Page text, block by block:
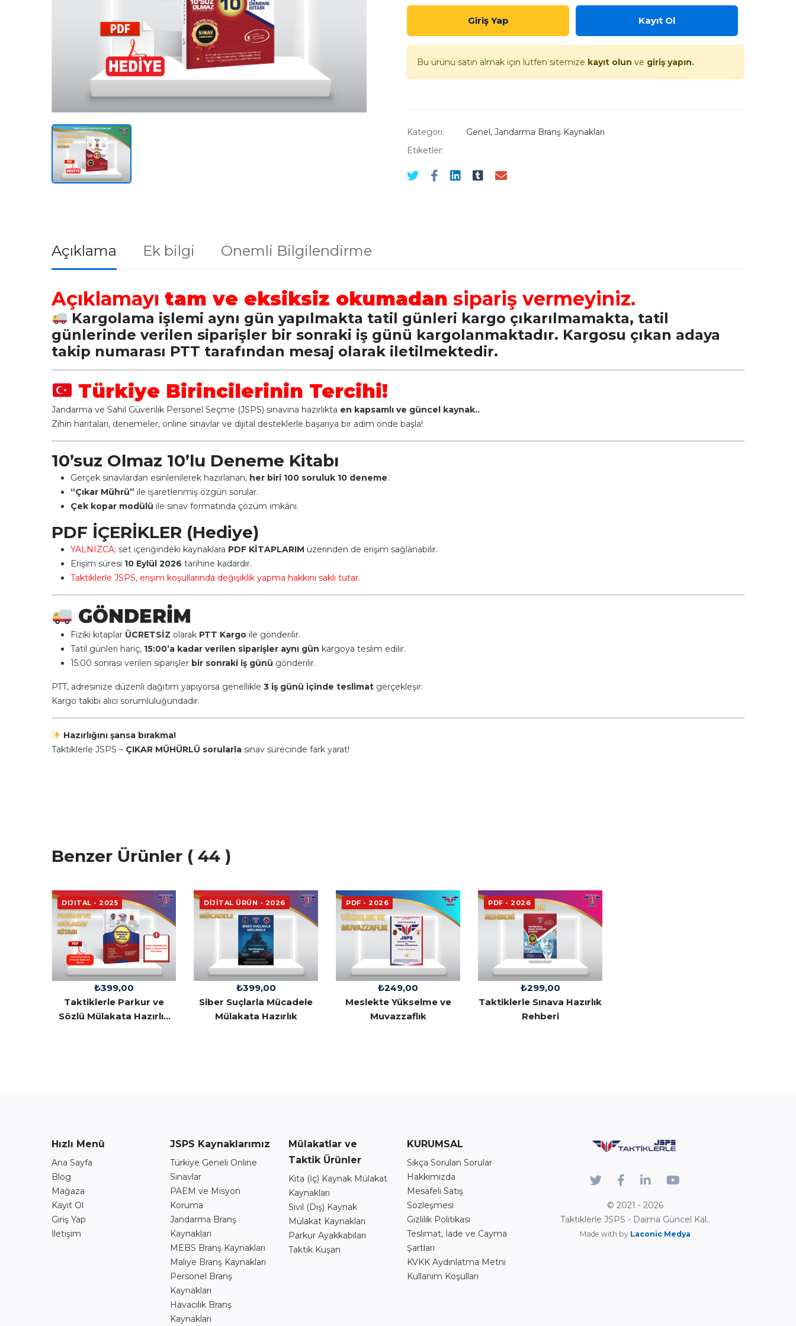
DENEME
ADET
Giriş Yap Kayıt Ol
Bu ürünü satın almak için lütfen sitemize kayıt olun ve giriş yapın.
Kategori: Genel, Jandarma Branş Kaynakları
Etiketler:
Açıklama Ek bilgi Önemli Bilgilendirme
Açıklamayı tam ve eksiksiz okumadan sipariş vermeyiniz.
Kargolama işlemi aynı gün yapılmakta tatil günleri kargo çıkarılmamakta, tatil
günlerinde verilen siparişler bir sonraki iş günü kargolanmaktadır. Kargosu çıkan adaya
takip numarası PTT tarafından mesaj olarak iletilmektedir.
Türkiye Birincilerinin Tercihi!
Jandarma ve Sahil Güvenlik Personel Seçme (JSPS) sınavına hazırlıkta en kapsamlı ve güncel kaynak..
Zihin haritaları, denemeler, online sınavlar ve dijital desteklerle başarıya bir adım önde başla!
10’suz Olmaz 10’lu Deneme Kitabı
Gerçek sınavlardan esinlenilerek hazırlanan, her biri 100 soruluk 10 deneme.
“Çıkar Mührü” ile işaretlenmiş özgün sorular.
Çek kopar modülü ile sınav formatında çözüm imkânı.
PDF İÇERİKLER (Hediye)
YALNIZCA; set içeriğindeki kaynaklara PDF KİTAPLARIM üzerinden de erişim sağlanabilir.
Erişim süresi 10 Eylül 2026 tarihine kadardır.
Taktiklerle JSPS, erişim koşullarında değişiklik yapma hakkını saklı tutar.
GÖNDERİM
Fiziki kitaplar ÜCRETSİZ olarak PTT Kargo ile gönderilir.
Tatil günleri hariç, 15:00’a kadar verilen siparişler aynı gün kargoya teslim edilir.
15:00 sonrası verilen siparişler bir sonraki iş günü gönderilir.
PTT, adresinize düzenli dağıtım yapıyorsa genellikle 3 iş günü içinde teslimat gerçekleşir.
Kargo takibi alıcı sorumluluğundadır.
Hazırlığını şansa bırakma!
Taktiklerle JSPS – ÇIKAR MÜHÜRLÜ sorularla sınav sürecinde fark yarat!
Benzer Ürünler ( 44 )
DIJITAL - 2025
₺399,00
Taktiklerle Parkur ve
Sözlü Mülakata Hazırlık
DİJİTAL ÜRÜN - 2026
₺399,00
Siber Suçlarla Mücadele
Mülakata Hazırlık
PDF - 2026
₺249,00
Meslekte Yükselme ve
Muvazzaflık
PDF - 2026
₺299,00
Taktiklerle Sınava Hazırlık
Rehberi
Hızlı Menü
Ana Sayfa
Blog
Mağaza
Kayıt Ol
Giriş Yap
İletişim
JSPS Kaynaklarımız
Türkiye Geneli Onlıne
Sınavlar
PAEM ve Misyon
Koruma
Jandarma Branş
Kaynakları
MEBS Branş Kaynakları
Maliye Branş Kaynakları
Personel Branş
Kaynakları
Havacılık Branş
Kaynakları
Mülakatlar ve
Taktik Ürünler
Kıta (İç) Kaynak Mülakat
Kaynakları
Sivil (Dış) Kaynak
Mülakat Kaynakları
Parkur Ayakkabıları
Taktik Kuşan
KURUMSAL
Sıkça Sorulan Sorular
Hakkımızda
Mesafeli Satış
Sözleşmesi
Gizlilik Politikası
Teslimat, İade ve Cayma
Şartları
KVKK Aydınlatma Metni
Kullanım Koşulları
© 2021 - 2026
Taktiklerle JSPS - Daima Güncel Kal..
Made with by Laconic Medya